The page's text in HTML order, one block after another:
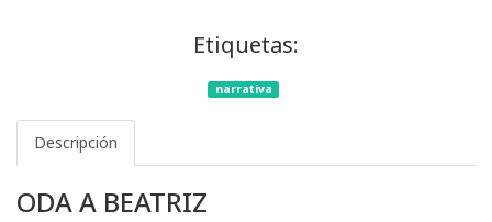
Etiquetas:
narrativa
Descripción
ODA A BEATRIZ